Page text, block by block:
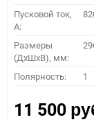
Пусковой ток,
A:
Размеры
(ДхШхВ), мм:
Полярность: 1
11 500